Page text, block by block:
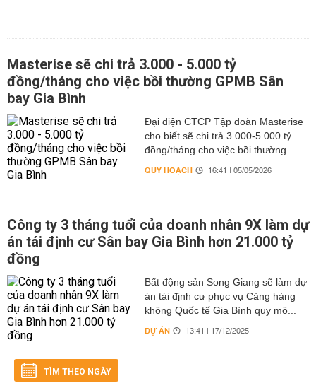
Masterise sẽ chi trả 3.000 - 5.000 tỷ
đồng/tháng cho việc bồi thường GPMB Sân
bay Gia Bình
Đại diện CTCP Tập đoàn Masterise
cho biết sẽ chi trả 3.000-5.000 tỷ
đồng/tháng cho việc bồi thường...
QUY HOẠCH 16:41 | 05/05/2026
Công ty 3 tháng tuổi của doanh nhân 9X làm dự
án tái định cư Sân bay Gia Bình hơn 21.000 tỷ
đồng
Bất động sản Song Giang sẽ làm dự
án tái định cư phục vụ Cảng hàng
không Quốc tế Gia Bình quy mô...
DỰ ÁN 13:41 | 17/12/2025
TÌM THEO NGÀY